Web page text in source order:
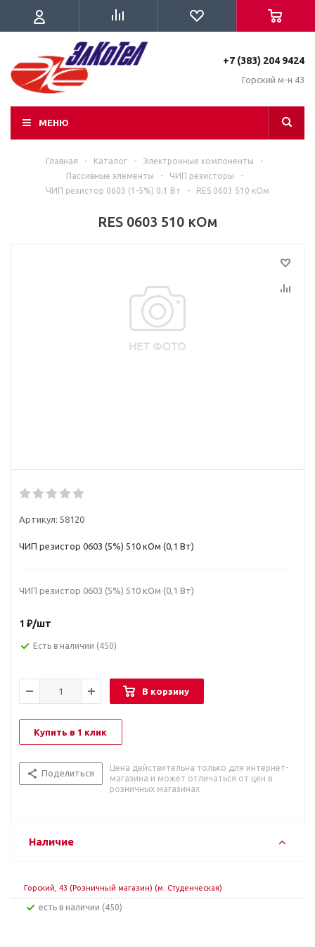
+7 (383) 204 9424
Горский м-н 43
МЕНЮ
Главная - Каталог - Электронные компоненты
-
Пассивные элементы
- ЧИП резисторы
-
ЧИП резистор 0603 (1-5%) 0,1 Вт
- RES 0603 510 кОм
RES 0603 510 кОм
Артикул: 58120
ЧИП резистор 0603 (5%) 510 кОм (0,1 Вт)
ЧИП резистор 0603 (5%) 510 кОм (0,1 Вт)
1 ₽/шт
Есть в наличии (450)
В корзину
Купить в 1 клик
Поделиться
Цена действительна только для интернет-
магазина и может отличаться от цен в
розничных магазинах
Наличие
Горский, 43 (Розничный магазин) (м. Студенческая)
Есть в наличии (450)